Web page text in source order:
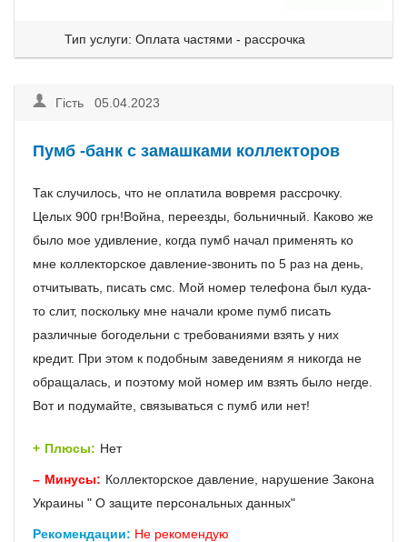
Тип услуги: Оплата частями - рассрочка
Гість 05.04.2023
Пумб -банк с замашками коллекторов
Так случилось, что не оплатила вовремя рассрочку.
Целых 900 грн!Война, переезды, больничный. Каково же
было мое удивление, когда пумб начал применять ко
мне коллекторское давление-звонить по 5 раз на день,
отчитывать, писать смс. Мой номер телефона был куда-
то слит, поскольку мне начали кроме пумб писать
различные богодельни с требованиями взять у них
кредит. При этом к подобным заведениям я никогда не
обращалась, и поэтому мой номер им взять было негде.
Вот и подумайте, связываться с пумб или нет!
Плюсы: Нет
Минусы: Коллекторское давление, нарушение Закона
Украины " О защите персональных данных"
Рекомендации: Не рекомендую